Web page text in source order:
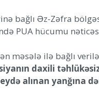
bağlı Əz-Zəfra
PUA hücumu
məsələ ilə bağlı
daxili
alınan yanğına